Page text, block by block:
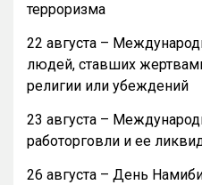
терроризма
22 августа –
людей, ставших
религии или убеждений
23 августа –
работорговли и ее
26 августа – День